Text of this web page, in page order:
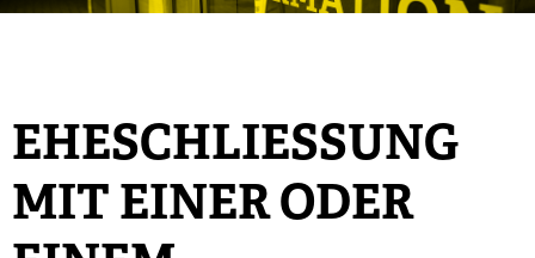
EHESCHLIESSUNG M
IT EINER ODER E